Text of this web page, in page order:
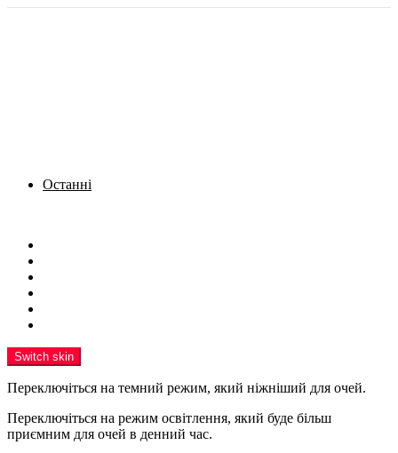
Останні
Switch skin
Переключіться на темний режим, який ніжніший для очей.
Переключіться на режим освітлення, який буде більш
приємним для очей в денний час.